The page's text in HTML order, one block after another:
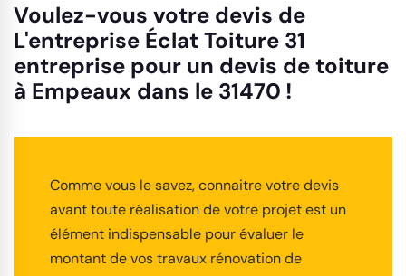
Voulez-vous votre devis de
L'entreprise Éclat Toiture 31
entreprise pour un devis de toiture
à Empeaux dans le 31470 !
Comme vous le savez, connaitre votre devis
avant toute réalisation de votre projet est un
élément indispensable pour évaluer le
montant de vos travaux rénovation de